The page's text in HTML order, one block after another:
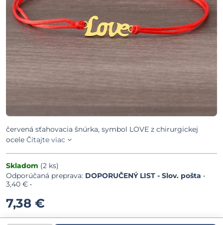
červená sťahovacia šnúrka, symbol LOVE z chirurgickej
ocele Čítajte viac
Skladom (2 ks)
DOPORUČENÝ LIST - Slov. pošta •
3,40 € •
7,38 €